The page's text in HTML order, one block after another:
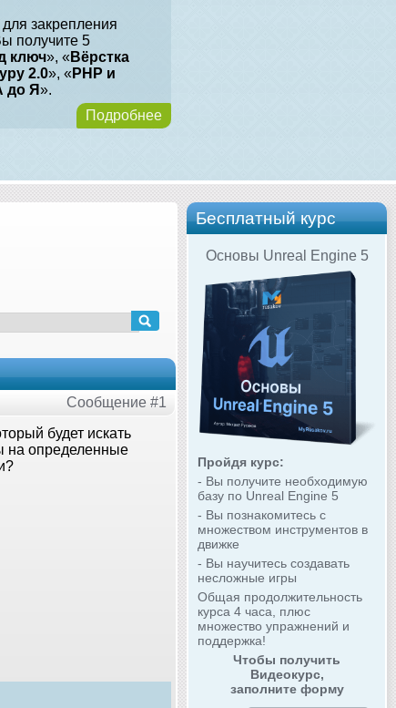
закрепления
получите 5
ключ», « Вёрстка
2.0», «PHP и
до Я».
Подробнее
Бесплатный курс
Основы Unreal Engine 5
Пройдя курс:
- Вы получите необходимую
базу по Unreal Engine 5
- Вы познакомитесь с
множеством инструментов в
движке
- Вы научитесь создавать
несложные игры
Общая продолжительность
курса 4 часа, плюс
множество упражнений и
поддержка!
Чтобы получить
Видеокурс,
заполните форму
Сообщение #1
будет искать
на определенные